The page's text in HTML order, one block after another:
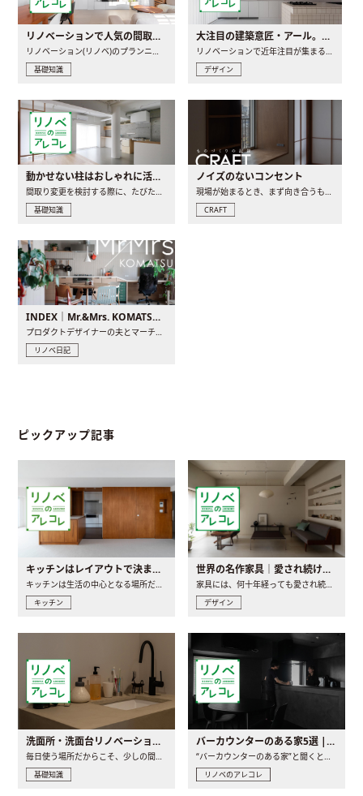
リノベーションで人気の間取りとは？トレンドの間取りと実例を徹底解説
リノベーション(リノベ)のプランニングで一番最初に決めるのは..
基礎知識
大注目の建築意匠・アール。人気の理由と空間に取り入れるポイント
リノベーションで近年注目が集まる建築意匠の一つであるアール..
デザイン
動かせない柱はおしゃれに活用！柱を魅せるリノベーション(リノベ)4選
間取り変更を検討する際に、たびたび皆さんの頭を悩ませる動か..
基礎知識
ノイズのないコンセント
現場が始まるとき、まず向き合うものの一つがコンセントです..
CRAFT
INDEX｜Mr.&Mrs. KOMATSU renovation diary
プロダクトデザイナーの夫とマーチャンダイザーの妻が、夫婦で..
リノベ日記
ピックアップ記事
キッチンはレイアウトで決まる。後悔しないための考え方と選び方
キッチン
世界の名作家具｜愛され続ける理由と一生モノとの出会い方
デザイン
洗面所・洗面台リノベーションの事例と間取りアイデア
毎日使う場所だからこそ、少しの間取りの工夫や素材の選び方で..
基礎知識
バーカウンターのある家5選 | 日常に馴染む“距離の近い”キッチンとは
“バーカウンターのある家”と聞くと、少し特別な、大人のための..
リノベのアレコレ